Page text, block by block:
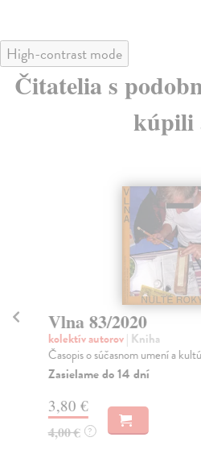
High-contrast mode
Čitatelia s
kúpili
Vlna 83/2020
kolektív autorov| Kniha
Časopis o súčasnom umení a
Zasielame do 14 dní
3,80 €
4,00 € ?